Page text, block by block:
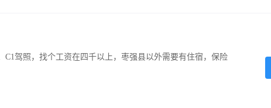
驾照，找个工资在四千以上，枣强县以外需要有住宿，保险